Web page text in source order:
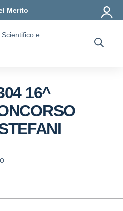
Merito
e
16^